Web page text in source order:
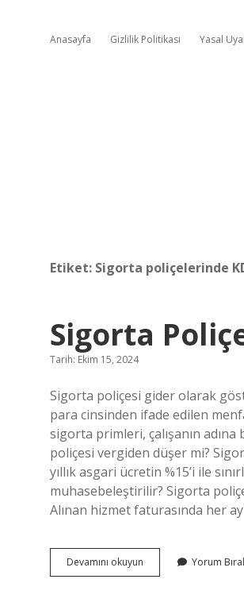
Anasayfa Gizlilik Politikası Yasal
Etiket: Sigorta poliçelerinde
Sigorta
Tarih: Ekim 15, 2024
Sigorta poliçesi gider olarak
para cinsinden ifade edilen
sigorta primleri, çalışanın
poliçesi vergiden düşer mi?
yıllık asgari ücretin %15’i ile
muhasebeleştirilir? Sigorta
Alınan hizmet faturasında her
Devamını okuyun
Poliçesi
Yorum